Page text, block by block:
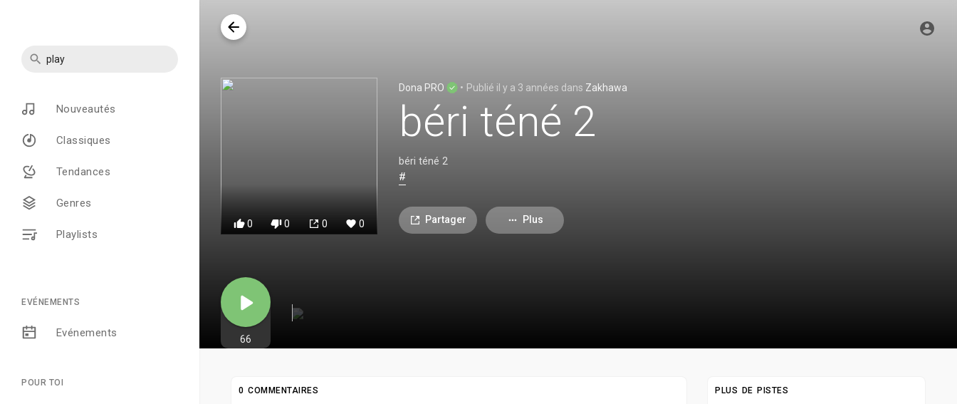
Nouveautés
Classiques
Tendances
Genres
Playlists
EVÉNEMENTS
Evénements
POUR TOI
0 0 0 0
Dona PRO • Publié il y a 3 années dans Zakhawa
béri téné 2
béri téné 2
#
Partager Plus
66
0 COMMENTAIRES PLUS DE PISTES